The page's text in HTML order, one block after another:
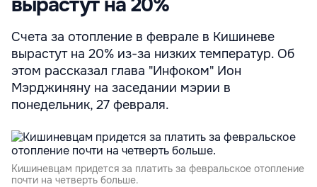
Счета за отопление в феврале в Кишиневе
вырастут на 20% из-за низких температур. Об
этом рассказал глава "Инфоком" Ион
Мэрджиняну на заседании мэрии в
понедельник, 27 февраля.
Кишиневцам придется за платить за февральское отопление
почти на четверть больше.